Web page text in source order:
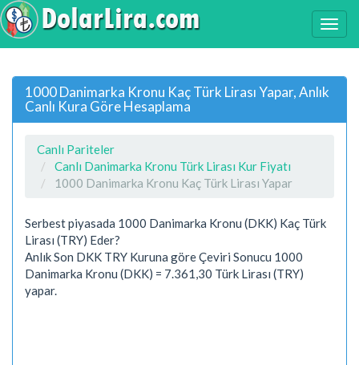
1000 Danimarka Kronu Kaç Türk Lirası Yapar, Anlık
Canlı Kura Göre Hesaplama
Canlı Pariteler
Canlı Danimarka Kronu Türk Lirası Kur Fiyatı
1000 Danimarka Kronu Kaç Türk Lirası Yapar
Serbest piyasada 1000 Danimarka Kronu (DKK) Kaç Türk
Lirası (TRY) Eder?
Anlık Son DKK TRY Kuruna göre Çeviri Sonucu 1000
Danimarka Kronu (DKK) = 7.361,30 Türk Lirası (TRY)
yapar.